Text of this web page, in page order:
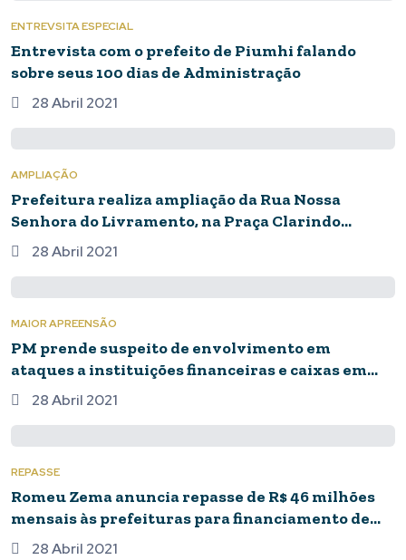
ENTREVSITA ESPECIAL
Entrevista com o prefeito de Piumhi falando
sobre seus 100 dias de Administração
28 Abril 2021
AMPLIAÇÃO
Prefeitura realiza ampliação da Rua Nossa
Senhora do Livramento, na Praça Clarindo
Barcelos
28 Abril 2021
MAIOR APREENSÃO
PM prende suspeito de envolvimento em
ataques a instituições financeiras e caixas em
Divinópolis e faz a maior apreensão de drogas de
28 Abril 2021
REPASSE
Romeu Zema anuncia repasse de R$ 46 milhões
mensais às prefeituras para financiamento de
leitos de UTI
28 Abril 2021